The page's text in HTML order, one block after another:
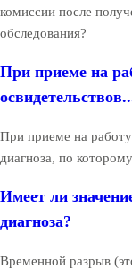
комиссии после
обследования?
При приеме на
При приеме на работу
диагноза, по
Имеет ли
диагноза?
Временной разрыв